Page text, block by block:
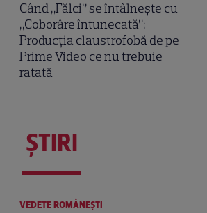
Când „Fălci” se întâlnește cu
„Coborâre întunecată”:
Producția claustrofobă de pe
Prime Video ce nu trebuie
ratată
ŞTIRI
VEDETE ROMÂNEŞTI